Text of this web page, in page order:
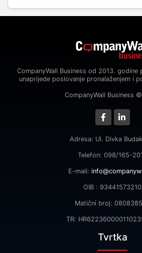
CompanyWall Business od 2013. godine
unaprijede poslovanje pronalaženjem i
CompanyWall Business
Adresa: Ul. Divka
Telefon: 098/165-
E-mail:
OIB : 93441573210
Matični broj:
TR:
Tvrtka